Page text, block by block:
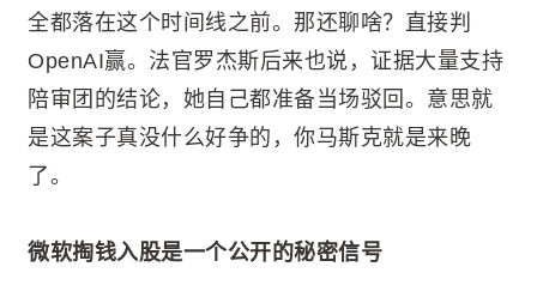
全都落在这个时间线之前。那还聊啥？直接判
OpenAI赢。法官罗杰斯后来也说，证据大量支持
陪审团的结论，她自己都准备当场驳回。意思就
是这案子真没什么好争的，你马斯克就是来晚
了。
微软掏钱入股是一个公开的秘密信号